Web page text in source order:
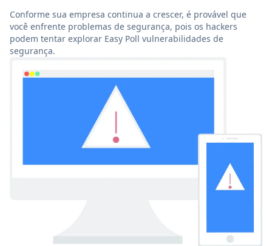
Conforme sua empresa continua a crescer, é provável que
você enfrente problemas de segurança, pois os hackers
podem tentar explorar Easy Poll vulnerabilidades de
segurança.